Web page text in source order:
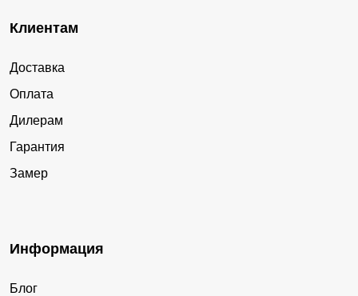
Клиентам
Доставка
Оплата
Дилерам
Гарантия
Замер
Информация
Блог